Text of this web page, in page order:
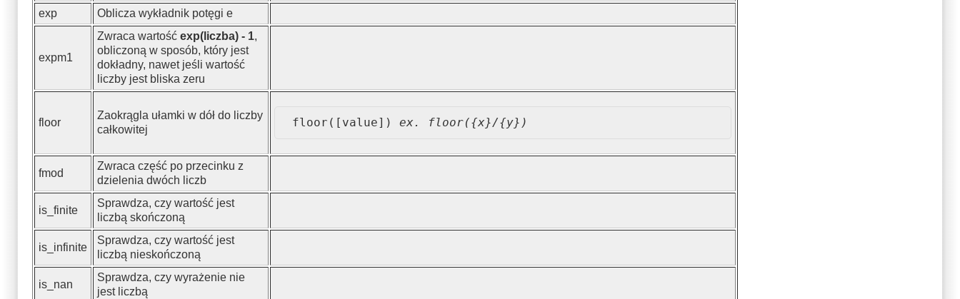
exp
Oblicza wykładnik potęgi e
expm1
Zwraca wartość exp(liczba) - 1,
obliczoną w sposób, który jest
dokładny, nawet jeśli wartość
liczby jest bliska zeru
floor
Zaokrągla ułamki w dół do liczby
całkowitej
floor([value]) ex. floor({x}/{y})
fmod
Zwraca część po przecinku z
dzielenia dwóch liczb
is_finite
Sprawdza, czy wartość jest
liczbą skończoną
is_infinite
Sprawdza, czy wartość jest
liczbą nieskończoną
is_nan
Sprawdza, czy wyrażenie nie
jest liczbą